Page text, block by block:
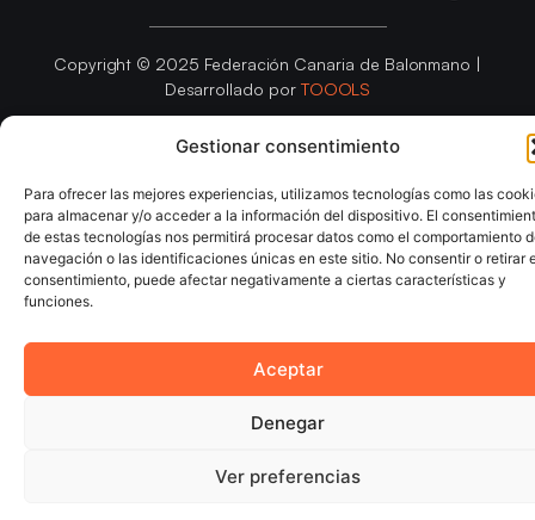
Gestionar consentimiento
Para ofrecer las mejores experiencias, utilizamos tecnologías como las
para almacenar y/o acceder a la información del dispositivo. El
de estas tecnologías nos permitirá procesar datos como el comportamiento
navegación o las identificaciones únicas en este sitio. No consentir o retirar
consentimiento, puede afectar negativamente a ciertas características y
funciones.
Aceptar
Denegar
Ver preferencias
Copyright © 2025 Federación Canaria de Balonmano |
Desarrollado por TOOOLS
Política de CookiesPolítica de Privacidad